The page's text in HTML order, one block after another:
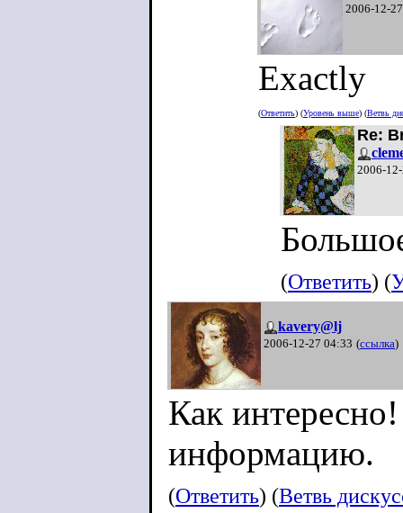
2006-12-
Exactly
(Ответить) (Уровень выше) (Ветвь
Re:
2006-
(Ответить) (
kavery@lj
2006-12-27 04:33 (ссылка)
Как
информацию.
(Ответить) (Ветвь